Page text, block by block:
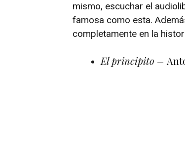
mismo, escuchar el
famosa como esta.
completamente en la
El principito –